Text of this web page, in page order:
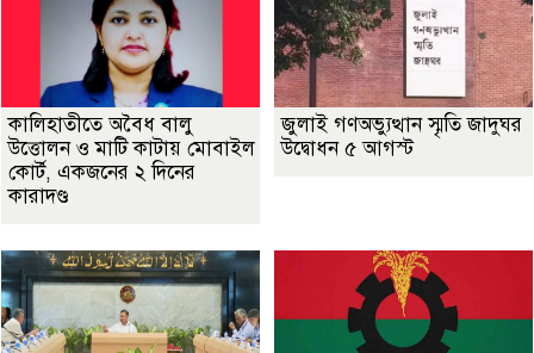
কালিহাতীতে অবৈধ বালু
উত্তোলন ও মাটি কাটায় মোবাইল
কোর্ট, একজনের ২ দিনের
কারাদণ্ড
জুলাই গণঅভ্যুত্থান স্মৃতি জাদুঘর
উদ্বোধন ৫ আগস্ট